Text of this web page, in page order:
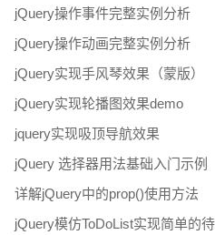
jQuery操作事件完整实例分析
jQuery操作动画完整实例分析
jQuery实现手风琴效果（蒙版）
jQuery实现轮播图效果demo
jquery实现吸顶导航效果
jQuery 选择器用法基础入门示例
详解jQuery中的prop()使用方法
jQuery模仿ToDoList实现简单的